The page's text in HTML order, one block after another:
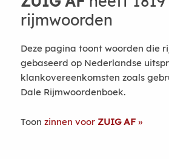
rijmwoorden
Deze pagina toont woorden die
gebaseerd op Nederlandse
klankovereenkomsten zoals
Dale Rijmwoordenboek.
Toon zinnen voor ZUIG AF